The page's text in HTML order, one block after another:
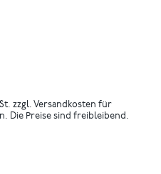
zzgl. Versandkosten für
Die Preise sind freibleibend.